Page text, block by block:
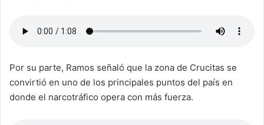
Por su parte, Ramos señaló que la zona de Crucitas se
convirtió en uno de los principales puntos del país en
donde el narcotráfico opera con más fuerza.